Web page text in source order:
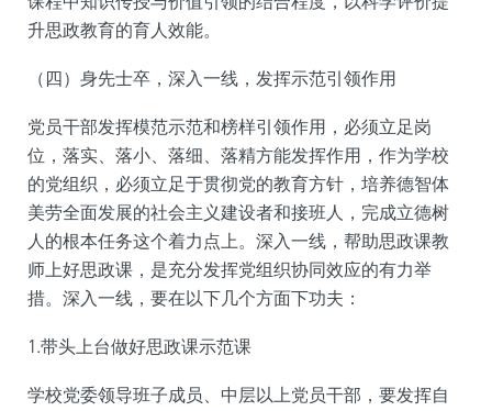
升思政教育的育人效能。
（四）身先士卒，深入一线，发挥示范引领作用
党员干部发挥模范示范和榜样引领作用，必须立足岗
位，落实、落小、落细、落精方能发挥作用，作为学校
的党组织，必须立足于贯彻党的教育方针，培养德智体
美劳全面发展的社会主义建设者和接班人，完成立德树
人的根本任务这个着力点上。深入一线，帮助思政课教
师上好思政课，是充分发挥党组织协同效应的有力举
措。深入一线，要在以下几个方面下功夫：
1.带头上台做好思政课示范课
学校党委领导班子成员、中层以上党员干部，要发挥自